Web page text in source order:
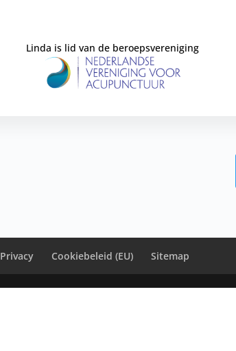
Linda is lid van de beroepsvereniging
Privacy Cookiebeleid (EU) Sitemap